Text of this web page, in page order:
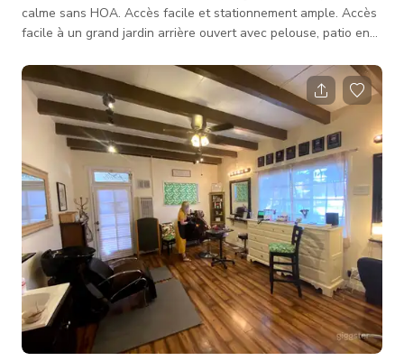
calme sans HOA. Accès facile et stationnement ample. Accès
facile à un grand jardin arrière ouvert avec pelouse, patio en
paysagée accessible sans voisins directs à l'arrière. 3
chambres à l'étage (suite parentale, chambre d'amis et une
actuellement "bare bones"), 1 au rez-de-chaussée (convertie
en bureau). Entrée, salon et salle à manger avec hauts
plafonds et